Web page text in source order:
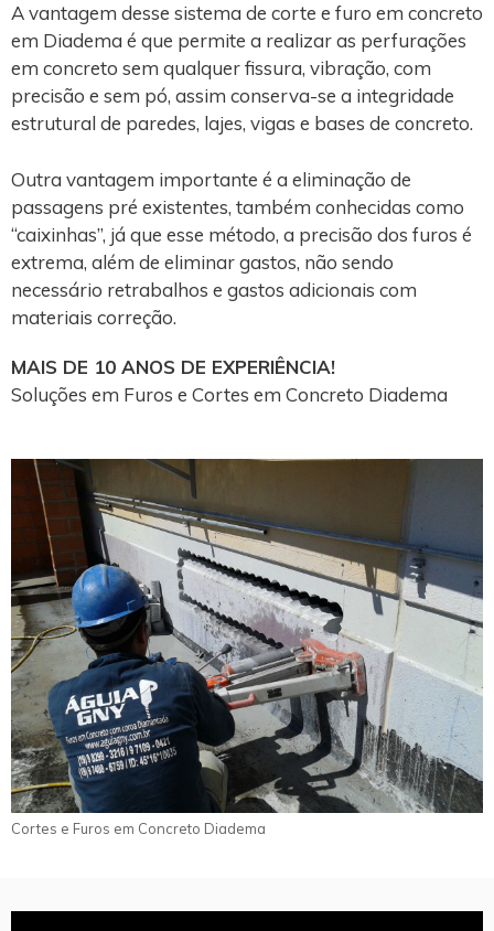
A vantagem desse sistema de corte e furo em concreto
em Diadema é que permite a realizar as perfurações
em concreto sem qualquer fissura, vibração, com
precisão e sem pó, assim conserva-se a integridade
estrutural de paredes, lajes, vigas e bases de concreto.
Outra vantagem importante é a eliminação de
passagens pré existentes, também conhecidas como
“caixinhas”, já que esse método, a precisão dos furos é
extrema, além de eliminar gastos, não sendo
necessário retrabalhos e gastos adicionais com
materiais correção.
MAIS DE 10 ANOS DE EXPERIÊNCIA!
Soluções em Furos e Cortes em Concreto Diadema
Cortes e Furos em Concreto Diadema